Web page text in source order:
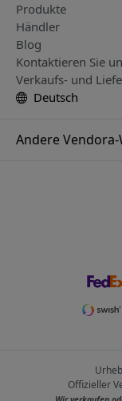
Produkte
Händler
Blog
Kontaktieren Sie
Verkaufs- und
Deutsch
Andere
www.myfirst.se
Offizieller